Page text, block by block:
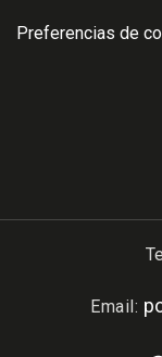
Preferencias de
Email: